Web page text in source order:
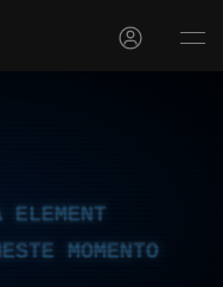
ELEMENT
MOMENTO